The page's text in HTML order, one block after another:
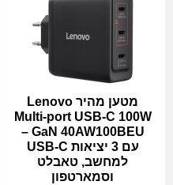
מטען מהיר Lenovo
Multi-port USB-C 100W
GaN 40AW100BEU –
עם 3 יציאות USB-C
למחשב, טאבלט
וסמארטפון